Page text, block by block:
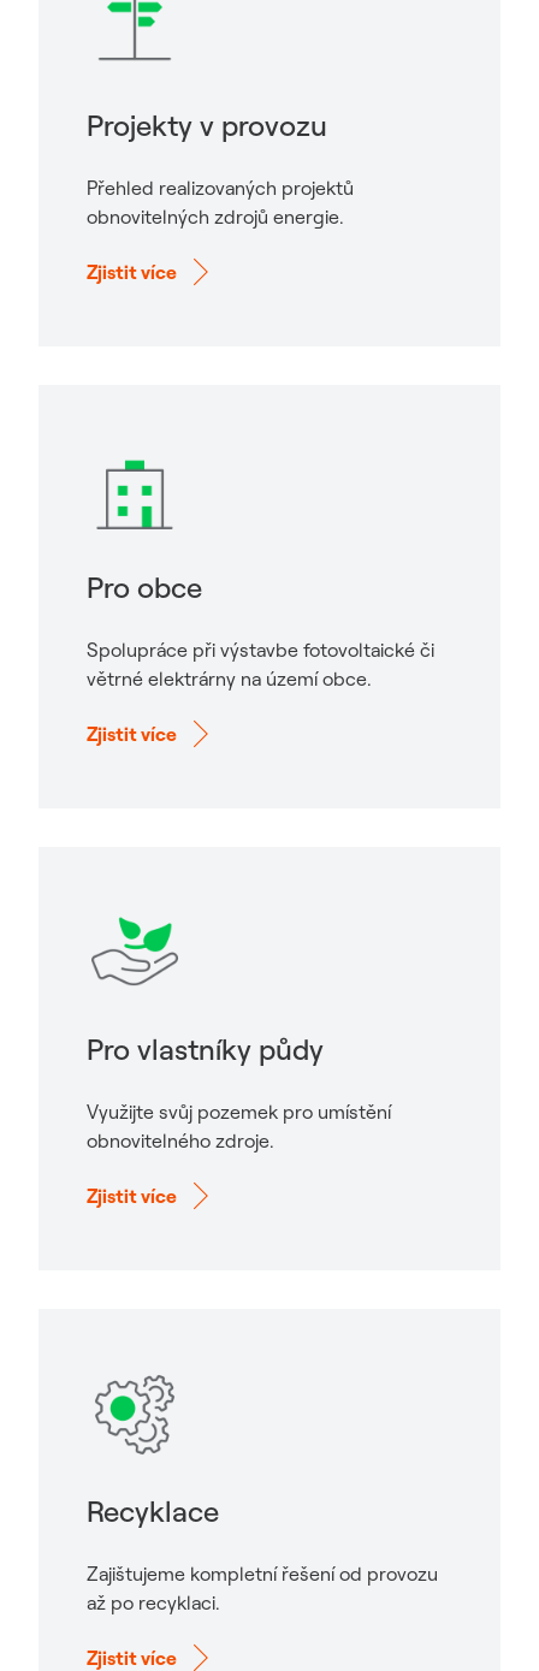
Projekty v provozu
Přehled realizovaných projektů
obnovitelných zdrojů energie.
Zjistit více
Pro obce
Spolupráce při výstavbe fotovoltaické či
větrné elektrárny na území obce.
Zjistit více
Pro vlastníky půdy
Využijte svůj pozemek pro umístění
obnovitelného zdroje.
Zjistit více
Recyklace
Zajištujeme kompletní řešení od provozu
až po recyklaci.
Zjistit více